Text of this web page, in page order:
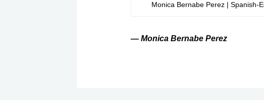
Monica Bernabe Perez | Spanish-
— Monica Bernabe Perez